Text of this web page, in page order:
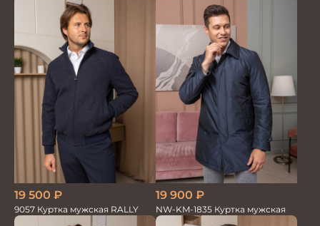
19 500 ₽
9057 Куртка мужская RALLY
19 900 ₽
NW-KM-1835 Куртка мужская